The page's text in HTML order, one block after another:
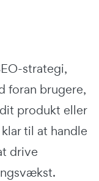
strategi,
foran brugere,
produkt eller
til at handle
drive